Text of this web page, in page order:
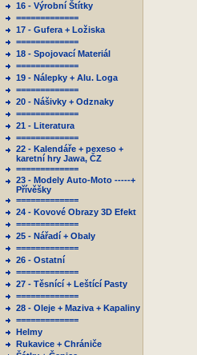
16 - Výrobní Štítky
=============
17 - Gufera + Ložiska
=============
18 - Spojovací Materiál
=============
19 - Nálepky + Alu. Loga
=============
20 - Nášivky + Odznaky
=============
21 - Literatura
=============
22 - Kalendáře + pexeso +
karetní hry Jawa, ČZ
=============
23 - Modely Auto-Moto -----+
Přívěšky
=============
24 - Kovové Obrazy 3D Efekt
=============
25 - Nářadí + Obaly
=============
26 - Ostatní
=============
27 - Těsnící + Leštící Pasty
=============
28 - Oleje + Maziva + Kapaliny
=============
Helmy
Rukavice + Chrániče